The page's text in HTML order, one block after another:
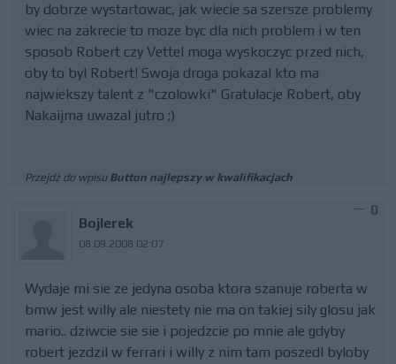
by dobrze wystartowac, jak wiecie sa szersze problemy
wiec na zakrecie to moze byc dla nich problem i w ten
sposob Robert czy Vettel moga wyskoczyc przed nich,
oby to byl Robert! Swoja droga pokazal kto ma
najwiekszy talent z "czolowki" Gratulacje Robert, oby
Nakaijma uwazal jutro ;)
Przejdź do wpisu Button najlepszy w kwalifikacjach
Bojlerek
08.09.2008 02:07
0
Wydaje mi sie ze jedyna osoba ktora szanuje roberta w
bmw jest willy ale niestety nie ma on takiej sily glosu jak
mario.. dziwcie sie sie i pojedzcie po mnie ale gdyby
robert jezdzil w ferrari i willy z nim tam poszedl byloby